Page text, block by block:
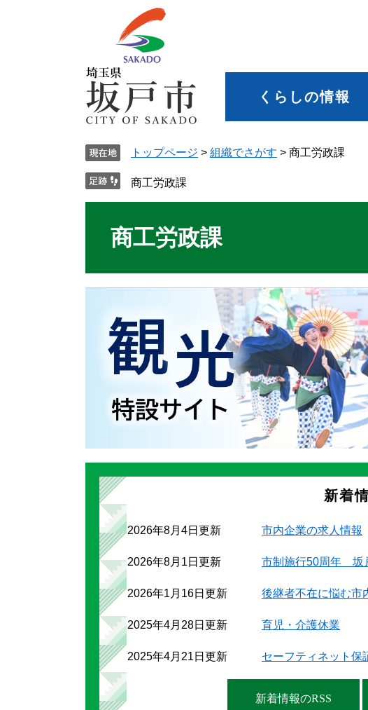
くらしの情報
トップページ > 組織でさがす > 商工労政課
商工労政課
商工労政課
新着
2026年8月4日更新 市内企業の求人情報
2026年8月1日更新 市制施行50周年 坂
2026年1月16日更新 後継者不在に悩む市
2025年4月28日更新 育児・介護休業
2025年4月21日更新 セーフティネット保
新着情報のRSS